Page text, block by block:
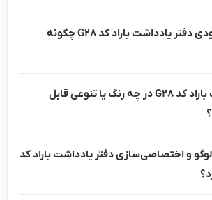
وضعیت موجودی دفتر یادداشت باراد کد G28 چگونه
دفتر یادداشت باراد کد G28 در چه رنگ یا تنوعی قابل
اختصاصی‌سازی دفتر یادداشت باراد کد